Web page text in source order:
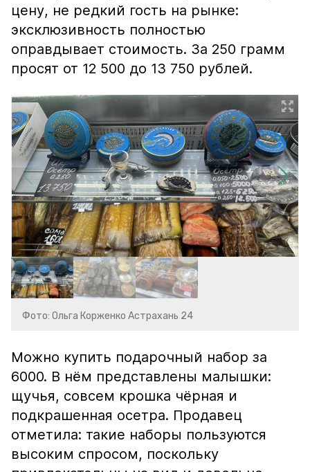
цену, не редкий гость на рынке:
эксклюзивность полностью
оправдывает стоимость. За 250 грамм
просят от 12 500 до 13 750 рублей.
Фото: Ольга Корженко Астрахань 24
Можно купить подарочный набор за
6000. В нём представлены малышки:
щучья, совсем крошка чёрная и
подкрашенная осетра. Продавец
отметила: такие наборы пользуются
высоким спросом, поскольку